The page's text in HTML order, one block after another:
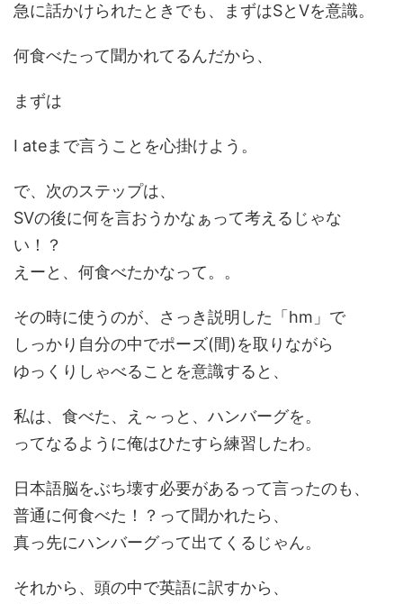
急に話かけられたときでも、まずはSとVを意識。
何食べたって聞かれてるんだから、
まずは
I ateまで言うことを心掛けよう。
で、次のステップは、
SVの後に何を言おうかなぁって考えるじゃな
い！？
えーと、何食べたかなって。。
その時に使うのが、さっき説明した「hm」で
しっかり自分の中でポーズ(間)を取りながら
ゆっくりしゃべることを意識すると、
私は、食べた、え～っと、ハンバーグを。
ってなるように俺はひたすら練習したわ。
日本語脳をぶち壊す必要があるって言ったのも、
普通に何食べた！？って聞かれたら、
真っ先にハンバーグって出てくるじゃん。
それから、頭の中で英語に訳すから、